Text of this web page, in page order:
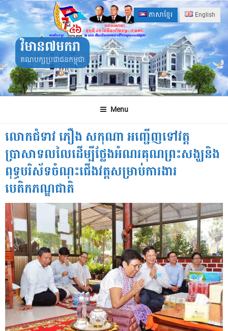
Skip
to
content
ភាសាខ្មែរ English
វិមាន៧មករា
គណបក្សប្រជាជនកម្ពុជា
Menu
លោកជំទាវ ភឿង សកុណា អញ្ជើញទៅវត្ត
ប្រាសាទលលៃដើម្បីថ្លែងអំណរគុណព្រះសង្ឃនិង
ពុទ្ធបរិស័ទចំណុះជើងវត្តសម្រាប់ការងារ
បេតិកភណ្ឌជាតិ